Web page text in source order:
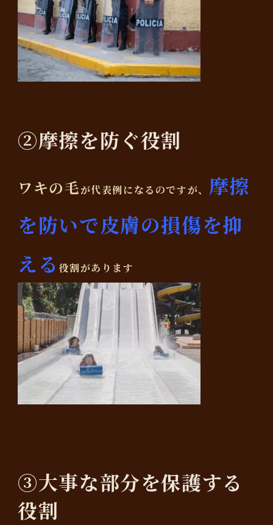
②摩擦を防ぐ役割
ワキの毛が代表例になるのですが、 摩擦
を防いで皮膚の損傷を抑
える役割があります
③大事な部分を保護する
役割